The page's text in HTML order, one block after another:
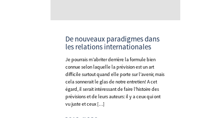
De nouveaux paradigmes dans
les relations internationales
Je pourrais m’abriter derrière la formule bien
connue selon laquelle la prévision est un art
difficile surtout quand elle porte sur l’avenir, mais
cela sonnerait le glas de notre entretien! A cet
égard, il serait intéressant de faire l’histoire des
prévisions et de leurs auteurs: il y a ceux qui ont
vu juste et ceux […]